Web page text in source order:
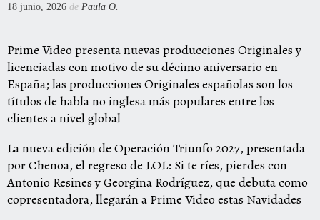
18 junio, 2026 de Paula O.
Prime Video presenta nuevas producciones Originales y
licenciadas con motivo de su décimo aniversario en
España; las producciones Originales españolas son los
títulos de habla no inglesa más populares entre los
clientes a nivel global
La nueva edición de Operación Triunfo 2027, presentada
por Chenoa, el regreso de LOL: Si te ríes, pierdes con
Antonio Resines y Georgina Rodríguez, que debuta como
copresentadora, llegarán a Prime Video estas Navidades